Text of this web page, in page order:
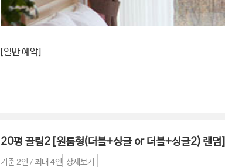
[일반 예약]
20평 끌림2 [원룸형(더블+싱글 or 더블+싱글2) 랜덤]
기준 2인 / 최대 4인 상세보기